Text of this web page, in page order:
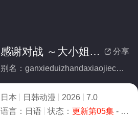
 分享
感谢对战 ～大小姐才不玩格斗游戏～
别名：ganxieduizhandaxiaojiecaibuwangedouyouxi
日本 日韩动漫 2026
7.0
语言： 日语 状态： 更新第05集- 免费在线观看